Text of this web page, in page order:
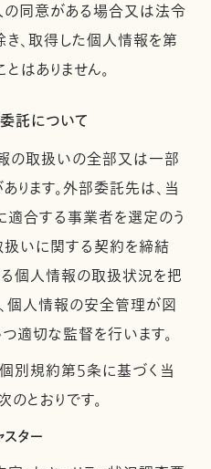
同意がある場合又は法令
、取得した個人情報を第
はありません。
託について
の取扱いの全部又は一部
ります。外部委託先は、当
適合する事業者を選定のう
扱いに関する契約を締結
る個人情報の取扱状況を把
個人情報の安全管理が図
適切な監督を行います。
別規約第5条に基づく当
とおりです。
ター